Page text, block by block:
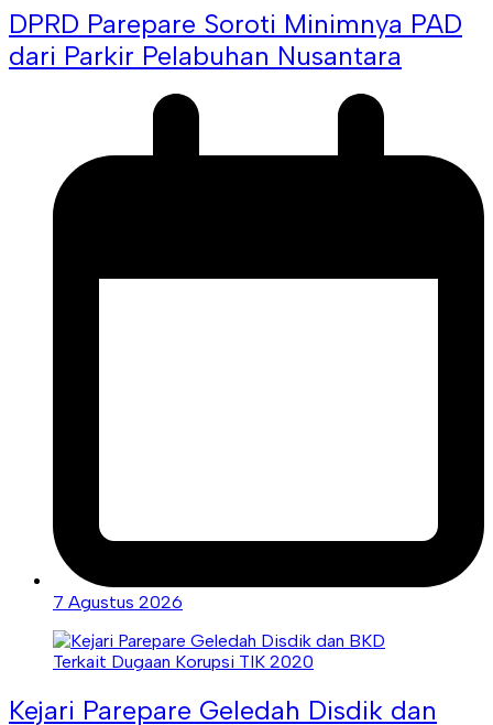
DPRD Parepare Soroti Minimnya PAD
dari Parkir Pelabuhan Nusantara
7 Agustus 2026
Kejari Parepare Geledah Disdik dan